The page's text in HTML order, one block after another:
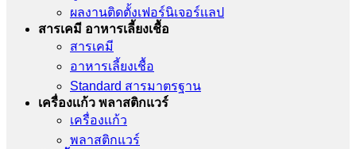
ผลงานติดตั้งเฟอร์นิเจอร์เเลป
สารเคมี อาหารเลี้ยงเชื้อ
สารเคมี
อาหารเลี้ยงเชื้อ
Standard สารมาตรฐาน
เครื่องเเก้ว พลาสติกแวร์
เครื่องเเก้ว
พลาสติกแวร์